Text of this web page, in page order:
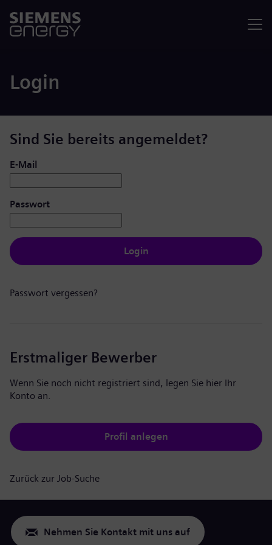
Login
Sind Sie bereits angemeldet?
Login: Benutzer und Passwort
E-Mail
Passwort
Login
Passwort vergessen?
Erstmaliger Bewerber
Wenn Sie noch nicht registriert sind, legen Sie hier Ihr
Konto an.
Profil anlegen
Zurück zur Job-Suche
Nehmen Sie Kontakt mit uns auf